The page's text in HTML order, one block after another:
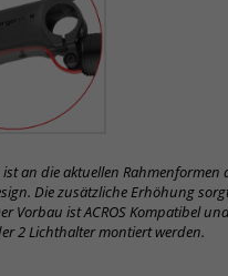
an die aktuellen
Die zusätzliche Erhöhung
Vorbau ist ACROS Kompatibel
2 Lichthalter montiert werden.